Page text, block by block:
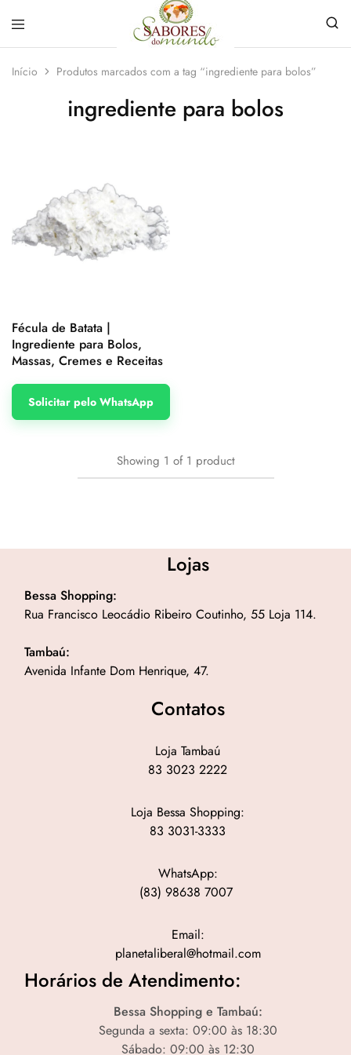
do
Mundo
loja
de
e
Especiarias
Início Produtos marcados com a tag “ingrediente para bolos”
ingrediente para bolos
Fécula de Batata |
Ingrediente para Bolos,
Massas, Cremes e Receitas
Solicitar pelo WhatsApp
Showing 1 of 1 product
Lojas
Bessa Shopping:
Rua Francisco Leocádio Ribeiro Coutinho, 55 Loja 114.
Tambaú:
Avenida Infante Dom Henrique, 47.
Contatos
Loja Tambaú
83 3023 2222
Loja Bessa Shopping:
83 3031-3333
WhatsApp:
(83) 98638 7007
Email:
planetaliberal@hotmail.com
Horários de Atendimento:
Bessa Shopping e Tambaú:
Segunda a sexta: 09:00 às 18:30
Sábado: 09:00 às 12:30